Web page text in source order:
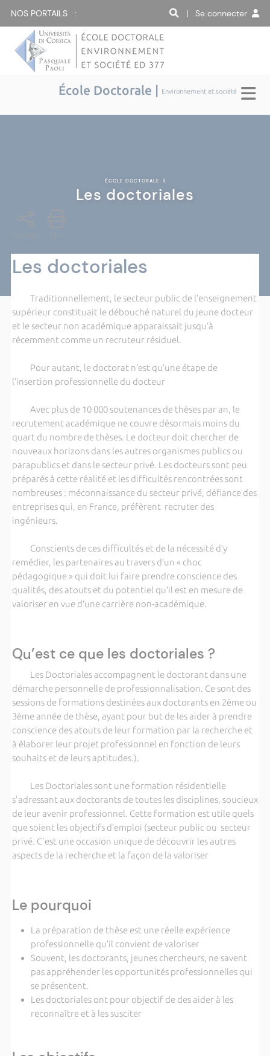
NOS PORTAILS : | Se connecter
École Doctorale | Environnement et société
ÉCOLE DOCTORALE |
Les doctoriales
Les doctoriales
Traditionnellement, le secteur public de l’enseignement
supérieur constituait le débouché naturel du jeune docteur
et le secteur non académique apparaissait jusqu’à
récemment comme un recruteur résiduel.
Pour autant, le doctorat n’est qu’une étape de
l’insertion professionnelle du docteur
Avec plus de 10 000 soutenances de thèses par an, le
recrutement académique ne couvre désormais moins du
quart du nombre de thèses. Le docteur doit chercher de
nouveaux horizons dans les autres organismes publics ou
parapublics et dans le secteur privé. Les docteurs sont peu
préparés à cette réalité et les difficultés rencontrées sont
nombreuses : méconnaissance du secteur privé, défiance des
entreprises qui, en France, préfèrent recruter des
ingénieurs.
Conscients de ces difficultés et de la nécessité d’y
remédier, les partenaires au travers d’un « choc
pédagogique » qui doit lui faire prendre conscience des
qualités, des atouts et du potentiel qu’il est en mesure de
valoriser en vue d’une carrière non-académique.
Qu’est ce que les doctoriales ?
Les Doctoriales accompagnent le doctorant dans une
démarche personnelle de professionnalisation. Ce sont des
sessions de formations destinées aux doctorants en 2ème ou
3ème année de thèse, ayant pour but de les aider à prendre
conscience des atouts de leur formation par la recherche et
à élaborer leur projet professionnel en fonction de leurs
souhaits et de leurs aptitudes.).
Les Doctoriales sont une formation résidentielle
s'adressant aux doctorants de toutes les disciplines, soucieux
de leur avenir professionnel. Cette formation est utile quels
que soient les objectifs d’emploi (secteur public ou secteur
privé. C'est une occasion unique de découvrir les autres
aspects de la recherche et la façon de la valoriser
Le pourquoi
La préparation de thèse est une réelle expérience
professionnelle qu’il convient de valoriser
Souvent, les doctorants, jeunes chercheurs, ne savent
pas appréhender les opportunités professionnelles qui
se présentent.
Les doctoriales ont pour objectif de des aider à les
reconnaître et à les susciter